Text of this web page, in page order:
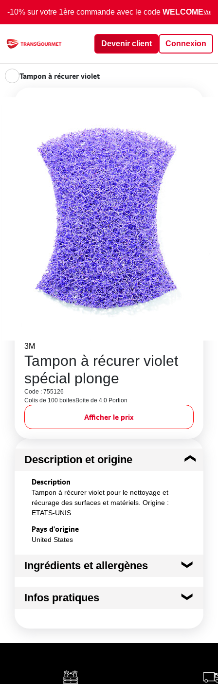
-10% sur votre 1ère commande avec le code WELCOMEVoir
Devenir client Connexion
Tampon à récurer violet
3M
Tampon à récurer violet
spécial plonge
Code : 755126
Colis de 100 boitesBoite de 4.0 Portion
Afficher le prix
Description et origine
Description
Tampon à récurer violet pour le nettoyage et
récurage des surfaces et matériels. Origine :
ETATS-UNIS
Pays d'origine
United States
Ingrédients et allergènes
Composition : - fibres synthétiques de haute qualité
Infos pratiques
2 ou 3 semaines d¿utilisation.
Opérations